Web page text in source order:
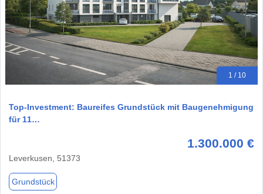
1 / 10
Top-Investment: Baureifes Grundstück mit Baugenehmigung
für 11…
1.300.000 €
Leverkusen, 51373
Grundstück